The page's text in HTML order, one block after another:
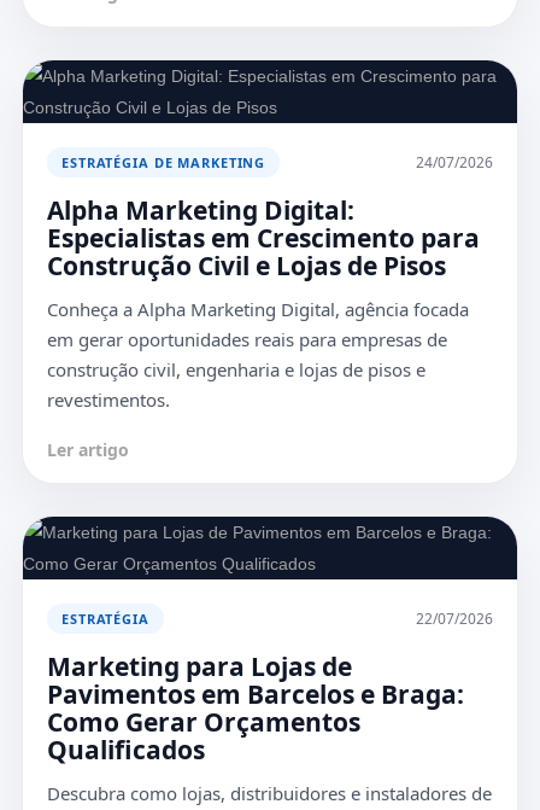
ESTRATÉGIA DE MARKETING 24/07/2026
Alpha Marketing Digital:
Especialistas em Crescimento para
Construção Civil e Lojas de Pisos
Conheça a Alpha Marketing Digital, agência focada
em gerar oportunidades reais para empresas de
construção civil, engenharia e lojas de pisos e
revestimentos.
Ler artigo
ESTRATÉGIA 22/07/2026
Marketing para Lojas de
Pavimentos em Barcelos e Braga:
Como Gerar Orçamentos
Qualificados
Descubra como lojas, distribuidores e instaladores de